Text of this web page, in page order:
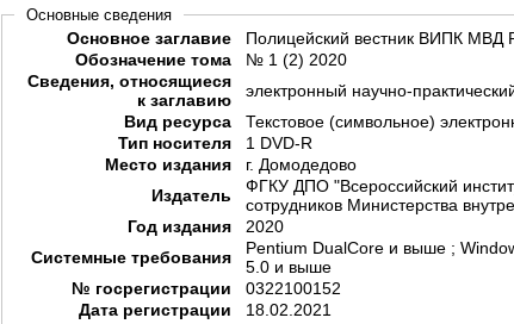
Основные сведения
Основное заглавие
Полицейский вестник ВИПК МВД
Обозначение тома
№ 1 (2) 2020
Сведения, относящиеся
к заглавию
электронный научно-
Вид ресурса
Текстовое (символьное)
Тип носителя
1 DVD-R
Место издания
г. Домодедово
Издатель
ФГКУ ДПО "Всероссийский
сотрудников Министерства
Год издания
2020
Системные требования
Pentium DualCore и выше ;
5.0 и выше
№ госрегистрации
0322100152
Дата регистрации
18.02.2021